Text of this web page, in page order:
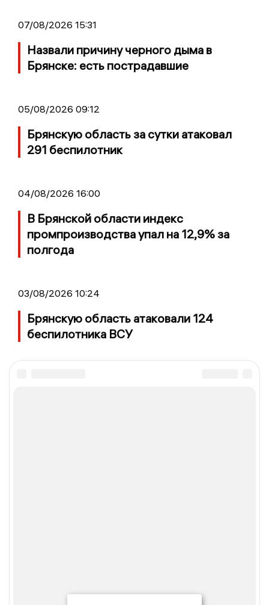
07/08/2026 15:31
Назвали причину черного дыма в
Брянске: есть пострадавшие
05/08/2026 09:12
Брянскую область за сутки атаковал
291 беспилотник
04/08/2026 16:00
В Брянской области индекс
промпроизводства упал на 12,9% за
полгода
03/08/2026 10:24
Брянскую область атаковали 124
беспилотника ВСУ